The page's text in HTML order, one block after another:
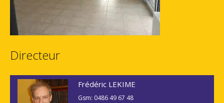
Directeur
Frédéric LEKIME
Gsm: 0486 49 67 48